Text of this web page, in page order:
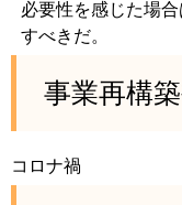
必要性を感じた場
すべきだ。
事業再構
コロナ禍